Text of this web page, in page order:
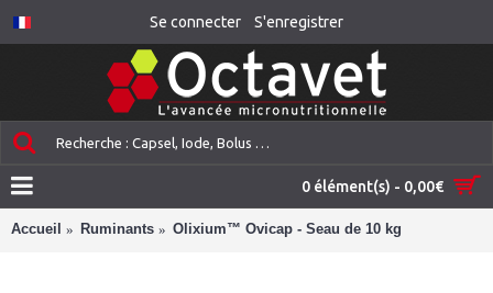
Se connecter S'enregistrer
0 élément(s) - 0,00€
Accueil Ruminants Olixium™ Ovicap - Seau de 10 kg